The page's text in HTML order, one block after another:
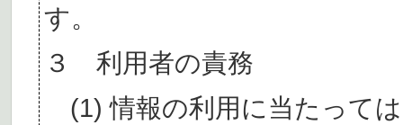
す。
３ 利用者の責務
(1) 情報の利用に当たって